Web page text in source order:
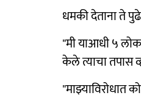
धमकी देताना ते
"मी याआधी ५
केले त्याचा तपास
"माझ्याविरोधात